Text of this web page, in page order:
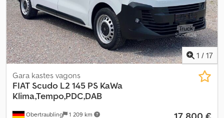
1 / 17
Obertraubling 1 209 km
Gara kastes vagons
FIAT Scudo L2 145 PS KaWa
Klima,Tempo,PDC,DAB